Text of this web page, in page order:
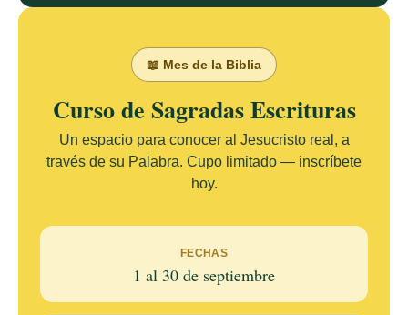
📖 Mes de la Biblia
Curso de Sagradas Escrituras
Un espacio para conocer al Jesucristo real, a
través de su Palabra. Cupo limitado — inscríbete
hoy.
FECHAS
1 al 30 de septiembre